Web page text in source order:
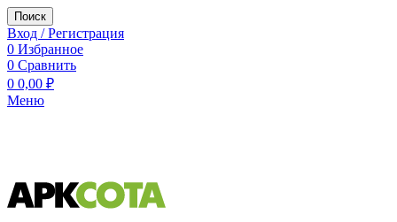
Поиск
Вход / Регистрация
0 Избранное
0 Сравнить
0 0,00 ₽
Меню